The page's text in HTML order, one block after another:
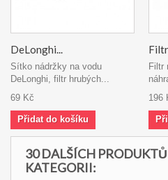
DeLonghi...
Sítko nádržky na vodu
DeLonghi, filtr hrubých...
69 Kč
Přidat do košíku
Filtr
196
30 DALŠÍCH
KATEGORII: